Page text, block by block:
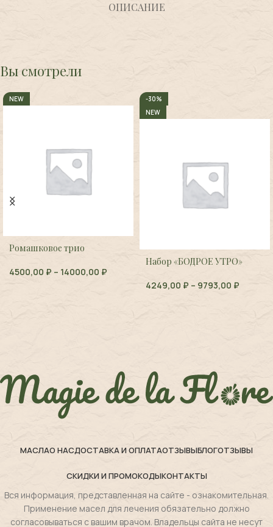
ОПИСАНИЕ
Вы смотрели
NEW
Ромашковое трио
4500,00 ₽ – 14000,00 ₽
-30%
NEW
Набор «БОДРОЕ УТРО»
4249,00 ₽ – 9793,00 ₽
МАСЛАО НАСДОСТАВКА И ОПЛАТАОТЗЫВЫБЛОГОТЗЫВЫ
СКИДКИ И ПРОМОКОДЫКОНТАКТЫ
Вся информация, представленная на сайте - ознакомительная.
Применение масел для лечения обязательно должно
согласовываться с вашим врачом. Владельцы сайта не несут